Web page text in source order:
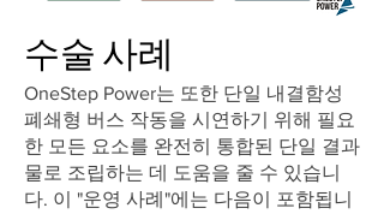
수술 사례
OneStep Power는 또한 단일 내결함성
폐쇄형 버스 작동을 시연하기 위해 필요
한 모든 요소를 완전히 통합된 단일 결과
물로 조립하는 데 도움을 줄 수 있습니
다. 이 "운영 사례"에는 다음이 포함됩니